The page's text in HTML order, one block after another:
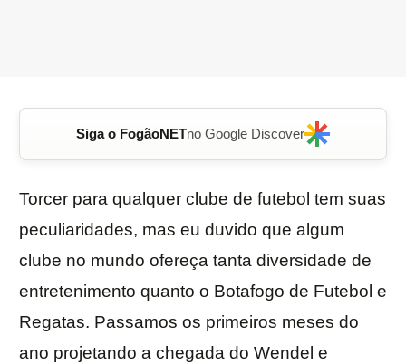
Siga o FogãoNETno Google Discover
Torcer para qualquer clube de futebol tem suas
peculiaridades, mas eu duvido que algum
clube no mundo ofereça tanta diversidade de
entretenimento quanto o Botafogo de Futebol e
Regatas. Passamos os primeiros meses do
ano projetando a chegada do Wendel e